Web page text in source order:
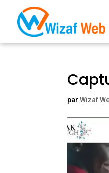
parWizaf